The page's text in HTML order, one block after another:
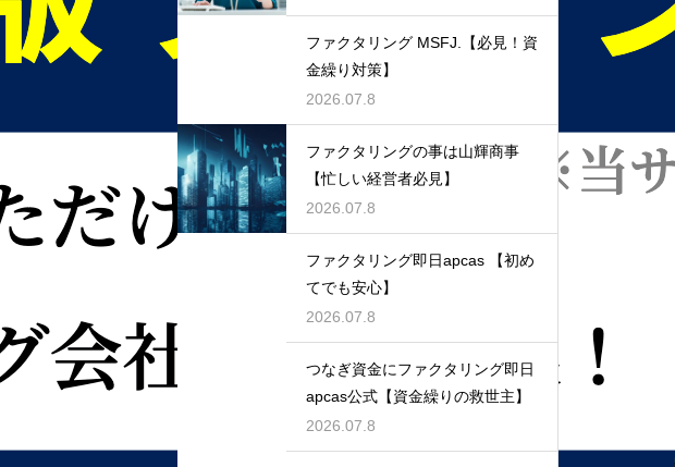
ファクタリング MSFJ.【必見！資
金繰り対策】
2026.07.8
ファクタリングの事は山輝商事
【忙しい経営者必見】
2026.07.8
ファクタリング即日apcas 【初め
てでも安心】
2026.07.8
つなぎ資金にファクタリング即日
apcas公式【資金繰りの救世主】
2026.07.8